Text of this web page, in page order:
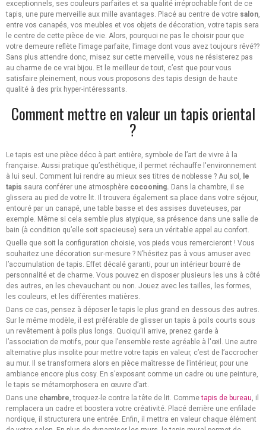
exceptionnels, ses couleurs parfaites et sa qualité irréprochable font de ce
tapis, une pure merveille aux mille avantages. Placé au centre de votre salon,
entre vos canapés, vos meubles et vos objets de décoration, votre tapis sera
le centre de cette pièce de vie. Alors, pourquoi ne pas le choisir pour que
votre demeure reflète l’image parfaite, l’image dont vous avez toujours rêvé??
Sans plus attendre donc, misez sur cette merveille, vous ne résisterez pas
au charme de ce vrai bijou. Et le meilleur de tout, c’est que pour vous
satisfaire pleinement, nous vous proposons des tapis design de haute
qualité à des prix hyper-intéressants.
Comment mettre en valeur un tapis oriental
?
Le tapis est une pièce déco à part entière, symbole de l’art de vivre à la
française. Aussi pratique qu’esthétique, il permet réchauffe l'environnement
à lui seul. Comment lui rendre au mieux ses titres de noblesse ? Au sol, le
tapis saura conférer une atmosphère cocooning. Dans la chambre, il se
glissera au pied de votre lit. Il trouvera également sa place dans votre séjour,
entouré par un canapé, une table basse et des assises duveteuses, par
exemple. Même si cela semble plus atypique, sa présence dans une salle de
bain (à condition qu’elle soit spacieuse) sera un véritable appel au confort.
Quelle que soit la configuration choisie, vos pieds vous remercieront ! Vous
souhaitez une décoration sur-mesure ? N’hésitez pas à vous amuser avec
l’accumulation de tapis. Effet décalé garanti, pour un intérieur bourré de
personnalité et de charme. Vous pouvez en disposer plusieurs les uns à côté
des autres, en les chevauchant ou non. Jouez avec les tailles, les formes,
les couleurs, et les différentes matières.
Dans ce cas, pensez à déposer le tapis le plus grand en dessous des autres.
Sur le même modèle, il est préférable de glisser un tapis à poils courts sous
un revêtement à poils plus longs. Quoiqu'il arrive, prenez garde à
l’association de motifs, pour que l’ensemble reste agréable à l'œil. Une autre
alternative plus insolite pour mettre votre tapis en valeur, c’est de l’accrocher
au mur. Il se transformera alors en pièce maîtresse de l’intérieur, pour une
ambiance encore plus cosy. En s’exposant comme un cadre ou une peinture,
le tapis se métamorphosera en œuvre d’art.
Dans une chambre, troquez-le contre la tête de lit. Commetapis de bureau, il
remplacera un cadre et boostera votre créativité. Placé derrière une enfilade
nordique, il structurera une entrée. Enfin, il mettra en valeur chaque élément